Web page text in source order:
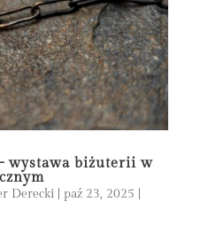
wystawa biżuterii w
Derecki| paź 23, 2025